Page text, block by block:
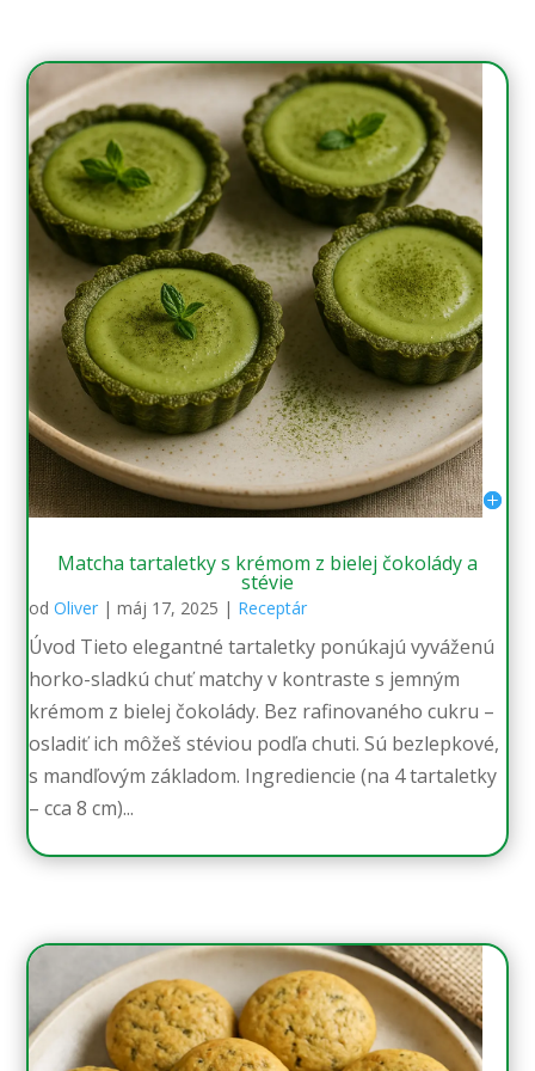
Matcha tartaletky s krémom z bielej čokolády a
stévie
odOliver |máj 17, 2025 | Receptár
Úvod Tieto elegantné tartaletky ponúkajú vyváženú
horko-sladkú chuť matchy v kontraste s jemným
krémom z bielej čokolády. Bez rafinovaného cukru –
osladiť ich môžeš stéviou podľa chuti. Sú bezlepkové,
s mandľovým základom. Ingrediencie (na 4 tartaletky
– cca 8 cm)...